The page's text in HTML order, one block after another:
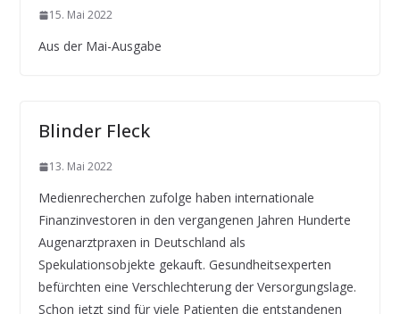
15. Mai 2022
Aus der Mai-Ausgabe
Blinder Fleck
13. Mai 2022
Medienrecherchen zufolge haben internationale
Finanzinvestoren in den vergangenen Jahren Hunderte
Augenarztpraxen in Deutschland als
Spekulationsobjekte gekauft. Gesundheitsexperten
befürchten eine Verschlechterung der Versorgungslage.
Schon jetzt sind für viele Patienten die entstandenen